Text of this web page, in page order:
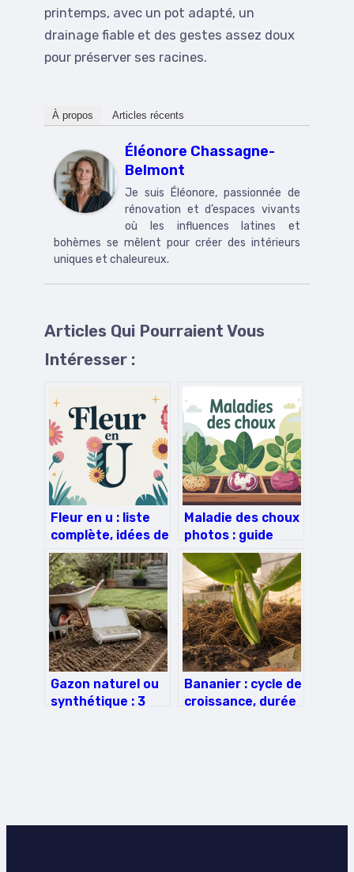
printemps, avec un pot adapté, un
drainage fiable et des gestes assez doux
pour préserver ses racines.
À propos Articles récents
Éléonore Chassagne-
Belmont
Je suis Éléonore, passionnée de
rénovation et d’espaces vivants
où les influences latines et
bohèmes se mêlent pour créer des intérieurs
uniques et chaleureux.
Articles Qui Pourraient Vous
Intéresser :
Fleur en u : liste
complète, idées de
jardin et conseils
malins
Maladie des choux
photos : guide
visuel pour
reconnaître et
traiter
Gazon naturel ou
synthétique : 3
Bananier : cycle de
croissance, durée